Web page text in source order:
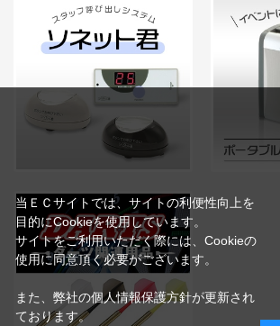
当ＥＣサイトでは、サイトの利便性向上を
目的にCookieを使用しています。
サイトをご利用いただく際には、Cookieの
使用に同意頂く必要がございます。
また、弊社の個人情報保護方針が更新され
ております。